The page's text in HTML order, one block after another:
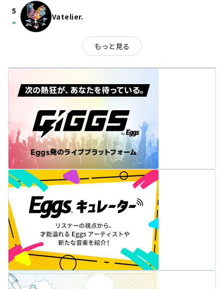
5
arrow_drop_up Vatelier.
もっと見る